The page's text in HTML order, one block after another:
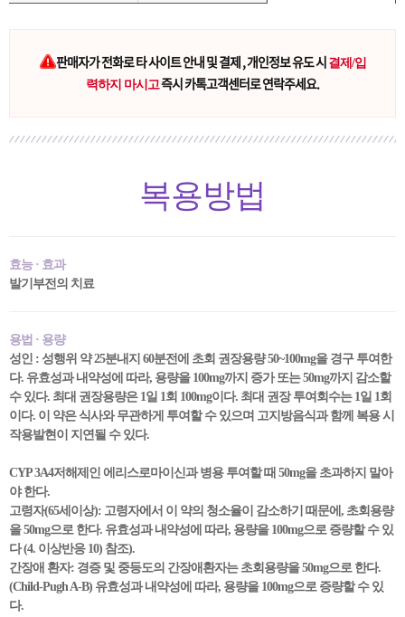
판매자가 전화로 타 사이트 안내 및 결제 , 개인정보 유도 시 결제/입
력하지 마시고즉시 카톡고객센터로 연락주세요.
복용방법
효능 · 효과
발기부전의 치료
용법 · 용량
성인 : 성행위 약 25분내지 60분전에 초회 권장용량 50~100mg을 경구 투여한
다. 유효성과 내약성에 따라, 용량을 100mg까지 증가 또는 50mg까지 감소할
수 있다. 최대 권장용량은 1일 1회 100mg이다. 최대 권장 투여회수는 1일 1회
이다. 이 약은 식사와 무관하게 투여할 수 있으며 고지방음식과 함께 복용 시
작용발현이 지연될 수 있다.
CYP 3A4저해제인 에리스로마이신과 병용 투여할 때 50mg을 초과하지 말아
야 한다.
고령자(65세이상): 고령자에서 이 약의 청소율이 감소하기 때문에, 초회용량
을 50mg으로 한다. 유효성과 내약성에 따라, 용량을 100mg으로 증량할 수 있
다 (4. 이상반응 10) 참조).
간장애 환자: 경증 및 중등도의 간장애환자는 초회용량을 50mg으로 한다.
(Child-Pugh A-B) 유효성과 내약성에 따라, 용량을 100mg으로 증량할 수 있
다.